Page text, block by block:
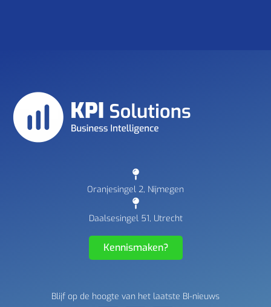
Oranjesingel 2, Nijmegen
Daalsesingel 51, Utrecht
Kennismaken?
Blijf op de hoogte van het laatste BI-nieuws